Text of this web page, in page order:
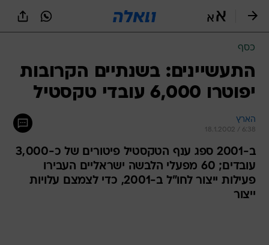
כסף
התעשיינים: בשנתיים הקרובות
יפוטרו 6,000 עובדי טקסטיל
הארץ
18.1.2002 / 6:38
ב-2001 ספג ענף הטקסטיל פיטורים של כ-3,000
עובדים; 60 מפעלי הלבשה ישראליים העבירו
פעילות ייצור לחו"ל ב-2001, כדי לצמצם עלויות
ייצור